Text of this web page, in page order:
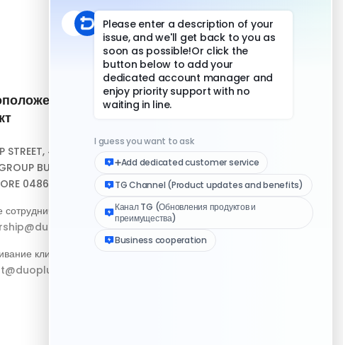
и
STREET, #10-04,
BUILDING,
048693
клиентов:
Быстрые ссылки
Скачать клиент
Медиа-набор логотипа
Журнал изменений